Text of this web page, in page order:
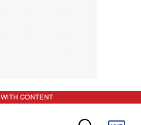
CONTENT